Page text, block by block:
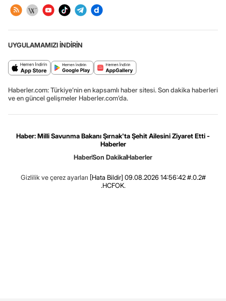
UYGULAMAMIZI İNDİRİN
Haberler.com: Türkiye’nin en kapsamlı haber sitesi. Son dakika haberleri
ve en güncel gelişmeler Haberler.com’da.
Haber: Milli Savunma Bakanı Şırnak'ta Şehit Ailesini Ziyaret Etti -
Haberler
HaberSon DakikaHaberler
Gizlilik ve çerez ayarları [Hata Bildir] 09.08.2026 14:56:42 #.0.2#
.HCFOK.